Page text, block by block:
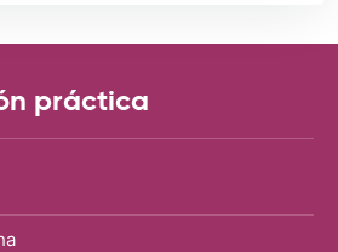
práctica